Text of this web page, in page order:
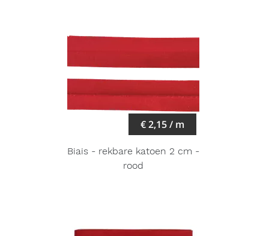
€ 2,15 / m
Biais - rekbare katoen 2 cm -
rood